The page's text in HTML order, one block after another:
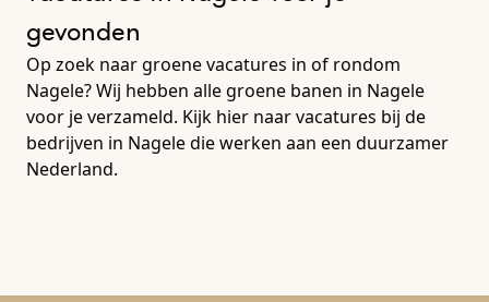
gevonden
Op zoek naar groene vacatures in of rondom
Nagele? Wij hebben alle groene banen in Nagele
voor je verzameld. Kijk hier naar vacatures bij de
bedrijven in Nagele die werken aan een duurzamer
Nederland.